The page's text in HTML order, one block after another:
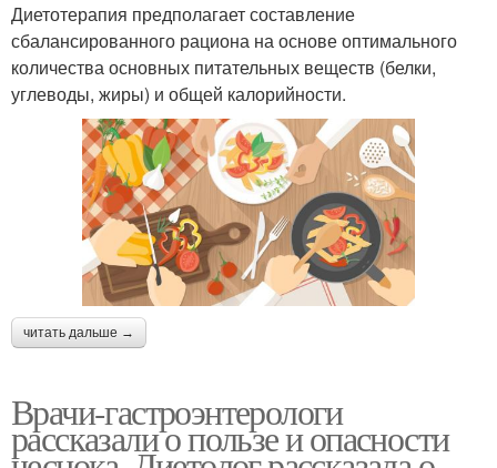
Диетотерапия предполагает составление
сбалансированного рациона на основе оптимального
количества основных питательных веществ (белки,
углеводы, жиры) и общей калорийности.
читать дальше →
Врачи-гастроэнтерологи
рассказали о пользе и опасности